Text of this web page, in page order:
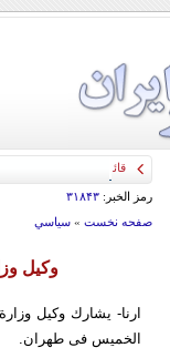
قائد الحرس الثوري:
رمز الخبر: ۳۱۸۴۳
صفحه نخست» سياسي
وكیل
ارنا- یشارك وكیل
الخمیس فی طهران.